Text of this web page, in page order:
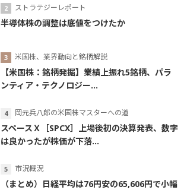
ストラテジーレポート
半導体株の調整は底値をつけたか
米国株、業界動向と銘柄解説
【米国株：銘柄発掘】業績上振れ5銘柄、パラ
ンティア・テクノロジー...
岡元兵八郎の米国株マスターへの道
スペースＸ［SPCX］上場後初の決算発表、数字
は良かったが株価が下落...
市況概況
（まとめ）日経平均は76円安の65,606円で小幅